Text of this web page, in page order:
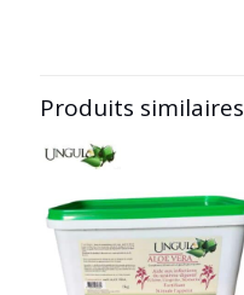
Produits similaires